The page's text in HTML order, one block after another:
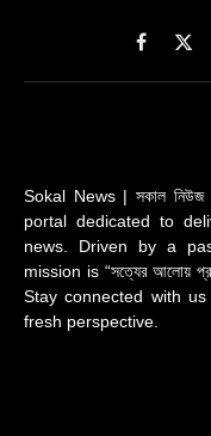
Facebook
X
Sokal News | সকাল
portal dedicated to
news. Driven by a
mission is “সত্যের আলোয়
Stay connected with
fresh perspective.